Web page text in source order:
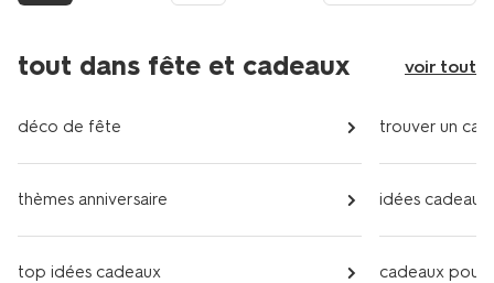
suivante
tout dans fête et cadeaux voir tout
déco de fête
thèmes anniversaire
top idées cadeaux
trouver un
idées
cadeaux pour